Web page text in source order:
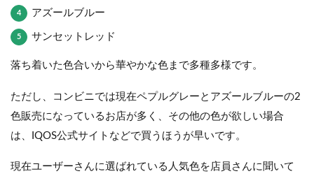
アズールブルー
サンセットレッド
落ち着いた色合いから華やかな色まで多種多様です。
ただし、コンビニでは現在ペプルグレーとアズールブルーの2
色販売になっているお店が多く、その他の色が欲しい場合
は、IQOS公式サイトなどで買うほうが早いです。
現在ユーザーさんに選ばれている人気色を店員さんに聞いて